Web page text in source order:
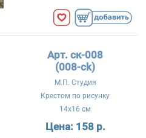
Арт. ск-008
(008-ck)
М.П. Студия
Крестом по рисунку
14x16 см
Цена: 158 р.